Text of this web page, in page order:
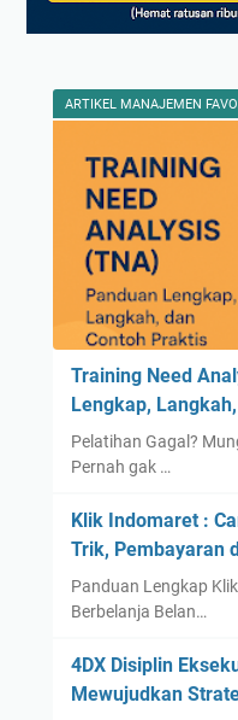
ARTIKEL MANAJEMEN
Training Need
Lengkap,
Pelatihan Gagal?
Pernah gak …
Klik Indomaret :
Trik, Pembayaran
Panduan Lengkap
Berbelanja Belan…
4DX Disiplin
Mewujudkan